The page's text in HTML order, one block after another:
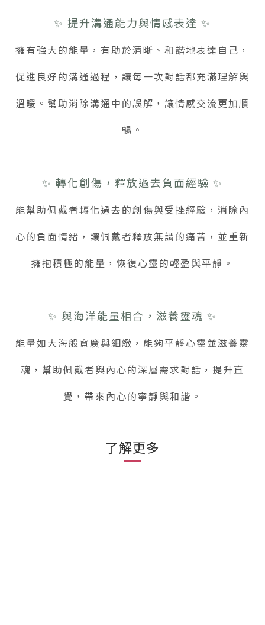
✨ 提升溝通能力與情感表達 ✨
擁有強大的能量，有助於清晰、和諧地表達自己，
促進良好的溝通過程，讓每一次對話都充滿理解與
溫暖。幫助消除溝通中的誤解，讓情感交流更加順
暢。
✨ 轉化創傷，釋放過去負面經驗 ✨
能幫助佩戴者轉化過去的創傷與受挫經驗，消除內
心的負面情緒，讓佩戴者釋放無謂的痛苦，並重新
擁抱積極的能量，恢復心靈的輕盈與平靜。
✨ 與海洋能量相合，滋養靈魂 ✨
能量如大海般寬廣與細緻，能夠平靜心靈並滋養靈
魂，幫助佩戴者與內心的深層需求對話，提升直
覺，帶來內心的寧靜與和諧。
了解更多